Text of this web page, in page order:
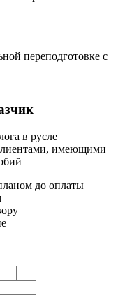
переподготовке с
в русле
имеющими
до оплаты